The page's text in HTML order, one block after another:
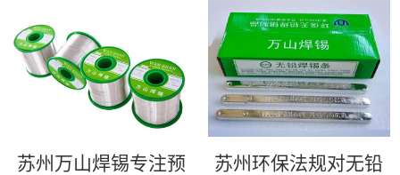
苏州万山焊锡专注预
苏州环保法规对无铅